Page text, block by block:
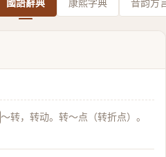
～转，转动。转～点（转折点）。